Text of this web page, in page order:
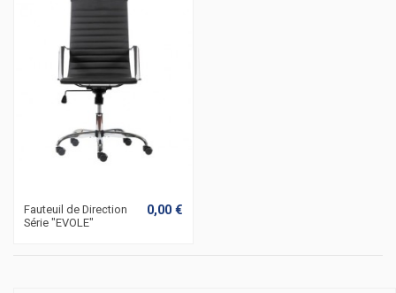
Fauteuil de Direction
Série "EVOLE"
0,00 €